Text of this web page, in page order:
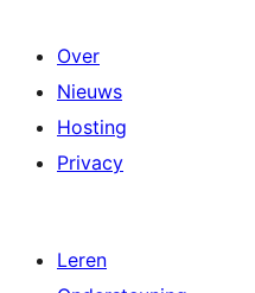
Over
Nieuws
Hosting
Privacy
Leren